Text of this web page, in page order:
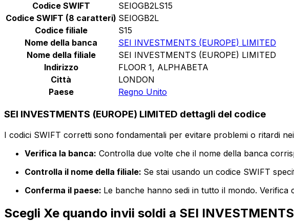
Codice SWIFT
SEIOGB2LS15
Codice SWIFT (8 caratteri) SEIOGB2L
Codice filiale
S15
Nome della banca
SEI INVESTMENTS (EUROPE) LIMITED
Nome della filiale
SEI INVESTMENTS (EUROPE) LIMITED
Indirizzo
FLOOR 1, ALPHABETA
Città
LONDON
Paese
Regno Unito
SEI INVESTMENTS (EUROPE) LIMITED dettagli del codice
I codici SWIFT corretti sono fondamentali per evitare problemi o ritardi
Verifica la banca: Controlla due volte che il nome della banca
Controlla il nome della filiale: Se stai usando un codice SWIFT
Conferma il paese: Le banche hanno sedi in tutto il mondo. Verifica
Scegli Xe quando invii soldi a SEI